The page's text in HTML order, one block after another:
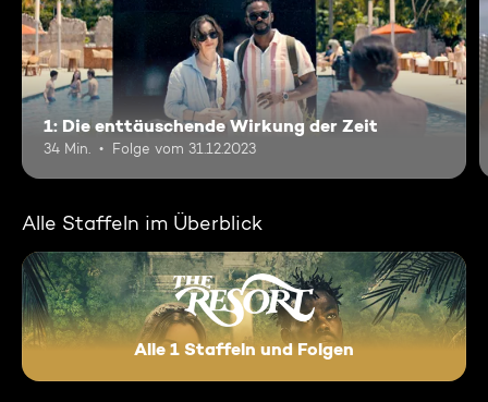
1: Die enttäuschende Wirkung der Zeit
34 Min. Folge vom 31.12.2023
Alle Staffeln im Überblick
Alle 1 Staffeln und Folgen